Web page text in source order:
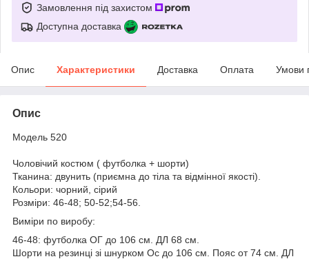
Замовлення під захистом
Доступна доставка
Опис Характеристики Доставка Оплата Умови
Опис
Модель 520
Чоловічий костюм ( футболка + шорти)
Тканина: двунить (приємна до тіла та відмінної якості).
Кольори: чорний, сірий
Розміри: 46-48; 50-52;54-56.
Виміри по виробу:
46-48: футболка ОГ до 106 см. ДЛ 68 см.
Шорти на резинці зі шнурком Ос до 106 см. Пояс от 74 см. ДЛ